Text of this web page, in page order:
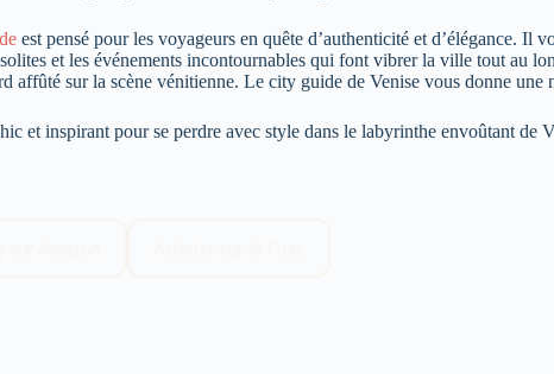
est pensé pour les voyageurs en quête d’authenticité et d’élégance. Il
et les événements incontournables qui font vibrer la ville tout au
affûté sur la scène vénitienne. Le city guide de Venise vous donne
et inspirant pour se perdre avec style dans le labyrinthe envoûtant de